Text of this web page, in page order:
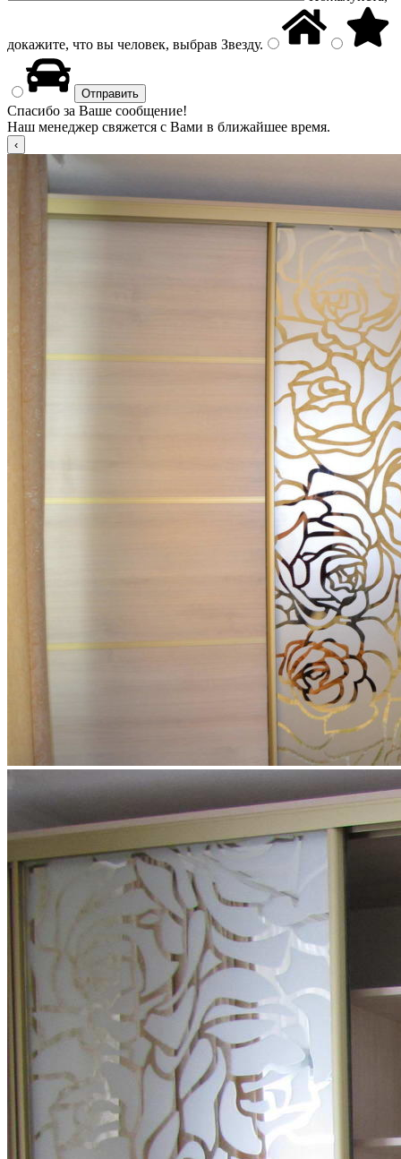
докажите, что вы человек, выбрав Звезду.
Спасибо за Ваше сообщение!
Наш менеджер свяжется с Вами в ближайшее время.